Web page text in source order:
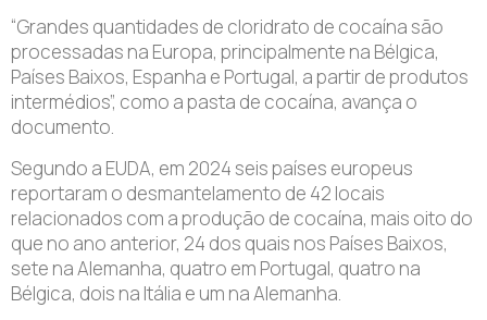
“Grandes quantidades de cloridrato de cocaína são
processadas na Europa, principalmente na Bélgica,
Países Baixos, Espanha e Portugal, a partir de produtos
intermédios”, como a pasta de cocaína, avança o
documento.
Segundo a EUDA, em 2024 seis países europeus
reportaram o desmantelamento de 42 locais
relacionados com a produção de cocaína, mais oito do
que no ano anterior, 24 dos quais nos Países Baixos,
sete na Alemanha, quatro em Portugal, quatro na
Bélgica, dois na Itália e um na Alemanha.